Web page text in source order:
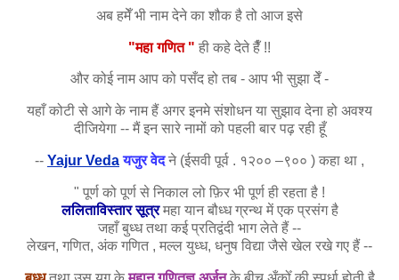
अब हमेँ भी नाम देने का शौक है तो आज इसे
"महा गणित " ही कहे देते हैँ !!
और कोई नाम आप को पसँद हो तब - आप भी सुझा देँ -
यहाँ कोटी से आगे के नाम हैं अगर इनमे संशोधन या सुझाव देना हो अवश्य
दीजियेगा -- मैं इन सारे नामों को पहली बार पढ़ रही हूँ
-- Yajur Veda यजुर वेदने (ईसवी पूर्व . १२०० –९०० ) कहा था ,
" पूर्ण को पूर्ण से निकाल लो फ़िर भी पूर्ण ही रहता है !
ललिताविस्तारसूत्रमहा यान बौध्ध ग्रन्थ में एक प्रसंग है
जहाँबुध्ध तथा कईप्रतिद्वंदी भाग लेते हैं --
लेखन, गणित, अंक गणित , मल्ल युध्ध, धनुष विद्या जैसे खेल रखे गए हैं --